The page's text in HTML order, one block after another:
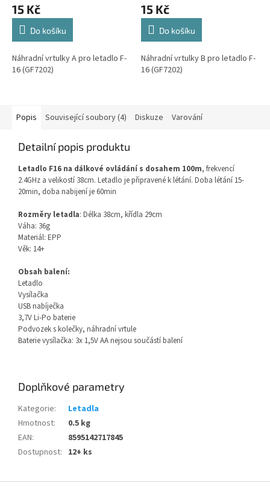
15 Kč
Do košíku
Náhradní vrtulky A pro letadlo F-
16 (GF7202)
15 Kč
Do košíku
Náhradní vrtulky B pro letadlo F-
16 (GF7202)
Popis Související soubory (4) Diskuze Varování
Detailní popis produktu
Letadlo F16 na dálkové ovládání s dosahem 100m, frekvencí
2.4GHz a velikostí 38cm. Letadlo je připravené k létání. Doba létání 15-
20min, doba nabijení je 60min
Rozměry letadla: Délka 38cm, křídla 29cm
Váha: 36g
Materiál: EPP
Věk: 14+
Obsah balení:
Letadlo
Vysílačka
USB nabíječka
3,7V Li-Po baterie
Podvozek s kolečky, náhradní vrtule
Baterie vysílačka: 3x 1,5V AA nejsou součástí balení
Doplňkové parametry
Kategorie:
Letadla
Hmotnost:
0.5 kg
EAN:
8595142717845
Dostupnost: 12+ ks